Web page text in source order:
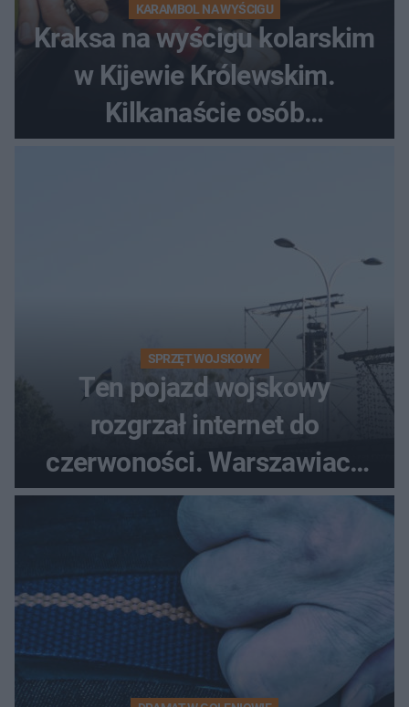
KARAMBOL NA WYŚCIGU
Kraksa na wyścigu kolarskim
w Kijewie Królewskim.
Kilkanaście osób
poszkodowanych, lądował
SPRZĘT WOJSKOWY
Ten pojazd wojskowy
rozgrzał internet do
czerwoności. Warszawiacy
pytali, czy to Mad Max!